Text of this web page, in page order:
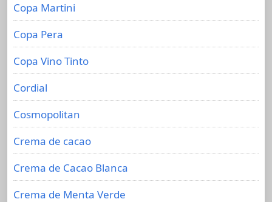
Copa Martini
Copa Pera
Copa Vino Tinto
Cordial
Cosmopolitan
Crema de cacao
Crema de Cacao Blanca
Crema de Menta Verde